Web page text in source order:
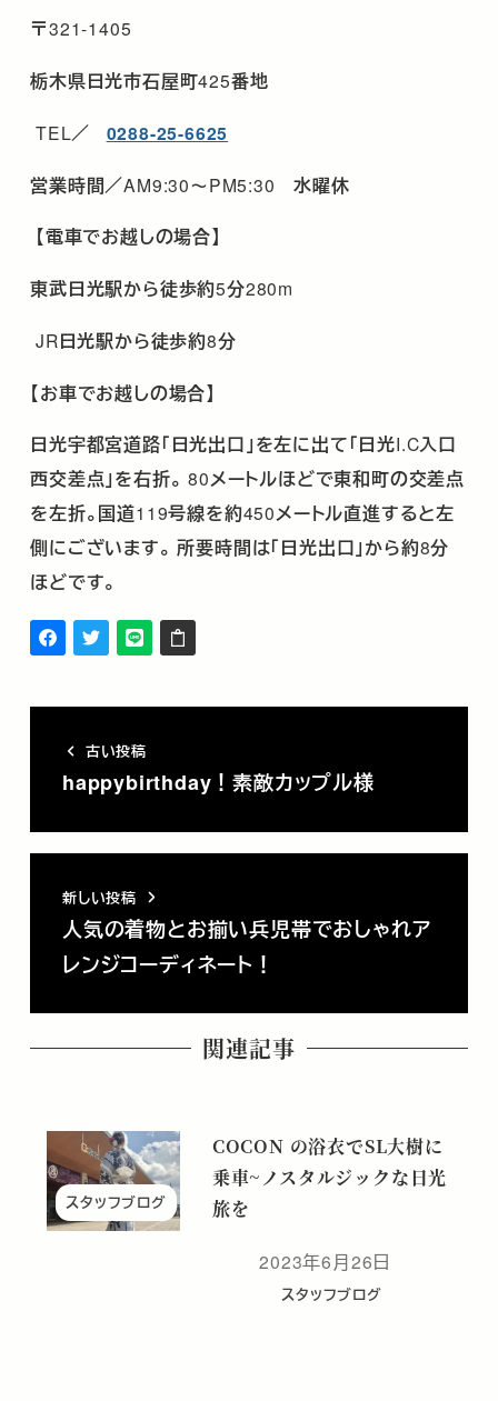
〒321-1405
栃木県日光市石屋町425番地
TEL／ 0288-25-6625
営業時間／AM9:30～PM5:30 水曜休
【電車でお越しの場合】
東武日光駅から徒歩約5分280m
JR日光駅から徒歩約8分
【お車でお越しの場合】
日光宇都宮道路「日光出口」を左に出て「日光I.C入口
西交差点」を右折。 80メートルほどで東和町の交差点
を左折。国道119号線を約450メートル直進すると左
側にございます。 所要時間は「日光出口」から約8分
ほどです。
古い投稿
happybirthday！素敵カップル様
新しい投稿
人気の着物とお揃い兵児帯でおしゃれア
レンジコーディネート！
関連記事
スタッフブログ
COCON の浴衣でSL大樹に
乗車~ノスタルジックな日光
旅を
投稿日
2023年6月26日
スタッフブログ